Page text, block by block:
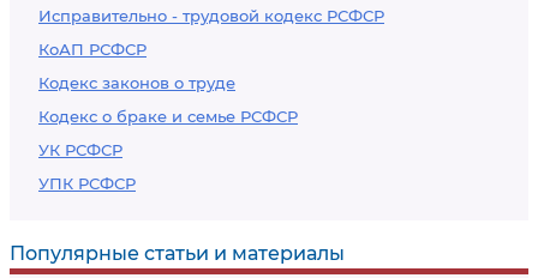
Исправительно - трудовой кодекс РСФСР
КоАП РСФСР
Кодекс законов о труде
Кодекс о браке и семье РСФСР
УК РСФСР
УПК РСФСР
Популярные статьи и материалы